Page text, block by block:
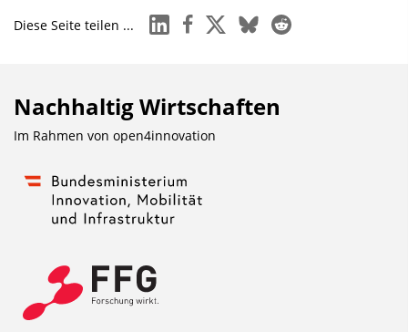
Diese Seite teilen ... linkedinfacebook
x blueskyreddit
Nachhaltig Wirtschaften
Im Rahmen von open4innovation